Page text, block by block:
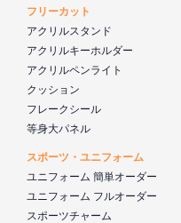
フリーカット
アクリルスタンド
アクリルキーホルダー
アクリルペンライト
クッション
フレークシール
等身大パネル
スポーツ・ユニフォーム
ユニフォーム 簡単オーダー
ユニフォーム フルオーダー
スポーツチャーム